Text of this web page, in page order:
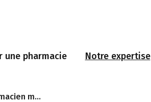
une pharmacie Notre expertise
questions?